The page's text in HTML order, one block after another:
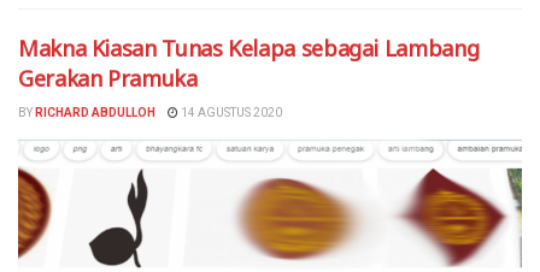
Makna Kiasan Tunas Kelapa sebagai Lambang
Gerakan Pramuka
BY RICHARD ABDULLOH 14 AGUSTUS 2020